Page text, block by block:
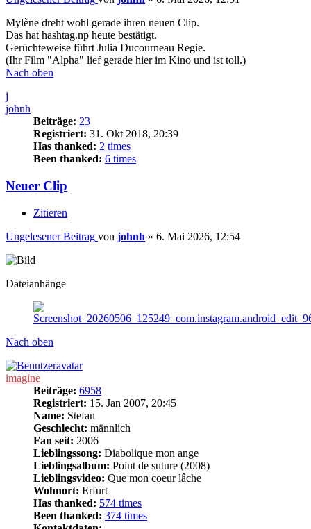
Mylène dreht wohl gerade ihren neuen Clip.
Das hat hashtag.np heute bestätigt.
Gerüchteweise führt Julia Ducourneau Regie.
(Ihr Film "Alpha" lief gerade hier im Kino und ist toll.)
Nach oben
j
johnh
Beiträge: 23
Registriert: 31. Okt 2018, 20:39
Has thanked: 2 times
Been thanked: 6 times
Neuer Clip
Zitieren
Ungelesener Beitrag von johnh » 6. Mai 2026, 12:54
Dateianhänge
Nach oben
imagine
Beiträge: 6958
Registriert: 15. Jan 2007, 20:45
Name: Stefan
Geschlecht: männlich
Fan seit: 2006
Lieblingssong: Diabolique mon ange
Lieblingsalbum: Point de suture (2008)
Lieblingsvideo: Que mon coeur lâche
Wohnort: Erfurt
Has thanked: 574 times
Been thanked: 374 times